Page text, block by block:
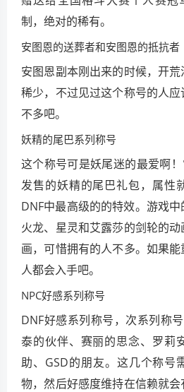
制，绝对的稀有。
安图恩的送葬者和安图恩的抵抗者
安图恩副本刚出来的时候，开
稀少，不过见过这个称号的人
不多吧。
妖精的尾巴系列称号
这个称号可是妖尾迷的最爱啊
发售的妖精的尾巴礼包，属性
DNF中最高级的的特效。游戏
火龙、星灵和艾露莎的剑轮的
画，可惜拥有的人不多。如果
人都会入手吧。
NPC好感系列称号
DNF好感系列称号，次系列称
泰的伙伴、赛丽的思念、罗莉
助、GSD的朋友。这几个称号
物，然后好感度维持在信赖就